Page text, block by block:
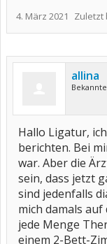
4. März 2021 Zuletzt
allina
Hallo Ligatur,
berichten. Bei
war. Aber die
sein, dass jetzt
sind jedenfalls
mich damals
jede Menge
einem 2-Bett-